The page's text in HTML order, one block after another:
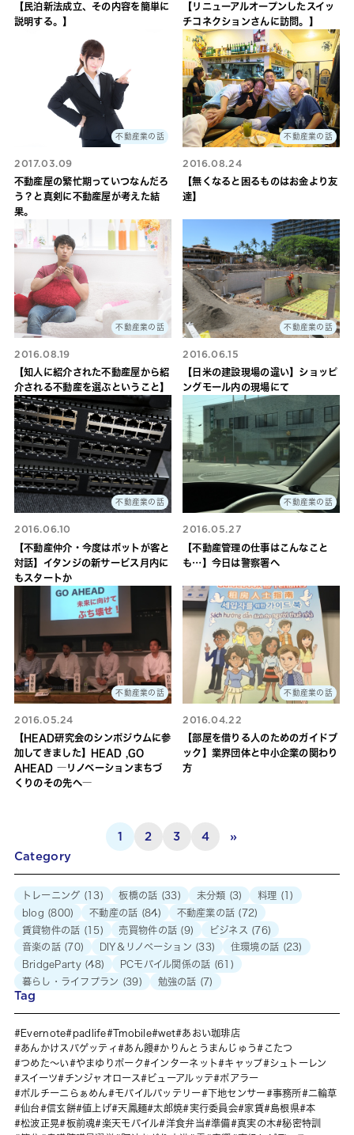
【民泊新法成立、その内容を簡単に
説明する。】
【リニューアルオープンしたスイッ
チコネクションさんに訪問。】
不動産業の話
2017.03.09
不動産屋の繁忙期っていつなんだろ
う？と真剣に不動産屋が考えた結
果。
不動産業の話
2016.08.24
【無くなると困るものはお金より友
達】
不動産業の話
2016.08.19
【知人に紹介された不動産屋から紹
介される不動産を選ぶということ】
不動産業の話
2016.06.15
【日米の建設現場の違い】ショッピ
ングモール内の現場にて
不動産業の話
2016.06.10
【不動産仲介・今度はボットが客と
対話】イタンジの新サービス月内に
もスタートか
不動産業の話
2016.05.27
【不動産管理の仕事はこんなこと
も…】今日は警察署へ
不動産業の話
2016.05.24
【HEAD研究会のシンポジウムに参
加してきました】HEAD ,GO
AHEAD ―リノベーションまちづ
くりのその先へ―
不動産業の話
2016.04.22
【部屋を借りる人のためのガイドブ
ック】業界団体と中小企業の関わり
方
1 2 3 4
»
Category
トレーニング (13) 板橋の話 (33) 未分類 (3) 料理 (1)
blog (800) 不動産の話 (84) 不動産業の話 (72)
賃貸物件の話 (15) 売買物件の話 (9) ビジネス (76)
音楽の話(70) DIY＆リノベーション (33) 住環境の話 (23)
BridgeParty(48) PCモバイル関係の話 (61)
暮らし・ライフプラン (39) 勉強の話 (7)
Tag
Evernote padlife Tmobile wet
あおい珈琲店
あんかけスパゲッティ
あん饅 かりんとうまんじゅう
こたつ
つめた～い
やまゆりポーク インターネット キャップ
シュトーレン
スイーツ
チンジャオロース ビューアルッテ
ポアラー
ポルチーニらぁめん
モバイルバッテリー 下地センサー 事務所
二輪草
仙台
信玄餅 値上げ 天鳳麺 太郎焼 実行委員会 家賃 島根県
本
松波正晃
板前魂 楽天モバイル 洋食弁当 準備 真実の木
秘密特訓